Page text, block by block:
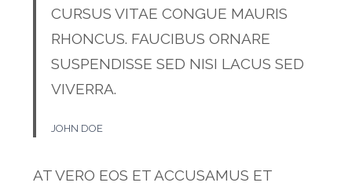
CURSUS VITAE CONGUE MAURIS
RHONCUS. FAUCIBUS ORNARE
SUSPENDISSE SED NISI LACUS SED
VIVERRA.
JOHN DOE
AT VERO EOS ET ACCUSAMUS ET